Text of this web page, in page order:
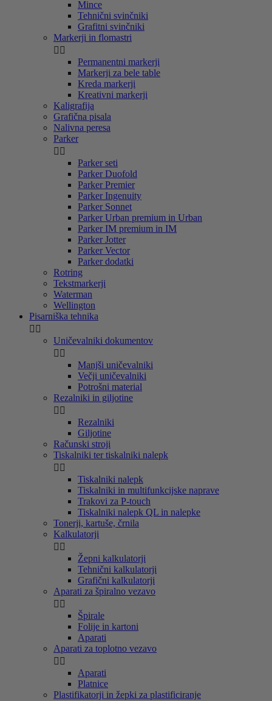
Mince
Tehnični svinčniki
Grafitni svinčniki
Markerji in flomastri
 
Permanentni markerji
Markerji za bele table
Kreda markerji
Kreativni markerji
Kaligrafija
Grafična pisala
Nalivna peresa
Parker
 
Parker seti
Parker Duofold
Parker Premier
Parker Ingenuity
Parker Sonnet
Parker Urban premium in Urban
Parker IM premium in IM
Parker Jotter
Parker Vector
Parker dodatki
Rotring
Tekstmarkerji
Waterman
Wellington
Pisarniška tehnika
 
Uničevalniki dokumentov
 
Manjši uničevalniki
Večji uničevalniki
Potrošni material
Rezalniki in giljotine
 
Rezalniki
Giljotine
Računski stroji
Tiskalniki ter tiskalniki nalepk
 
Tiskalniki nalepk
Tiskalniki in multifunkcijske naprave
Trakovi za P-touch
Tiskalniki nalepk QL in nalepke
Tonerji, kartuše, črnila
Kalkulatorji
 
Žepni kalkulatorji
Tehnični kalkulatorji
Grafični kalkulatorji
Aparati za špiralno vezavo
 
Špirale
Folije in kartoni
Aparati
Aparati za toplotno vezavo
 
Aparati
Platnice
Plastifikatorji in žepki za plastificiranje